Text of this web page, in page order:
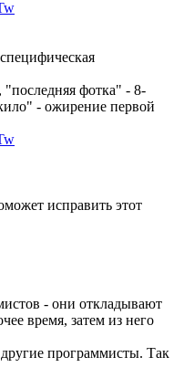
"последняя фотка" - 8-
- ожирение первой
исправить этот
- они откладывают
время, затем из него
программисты. Так